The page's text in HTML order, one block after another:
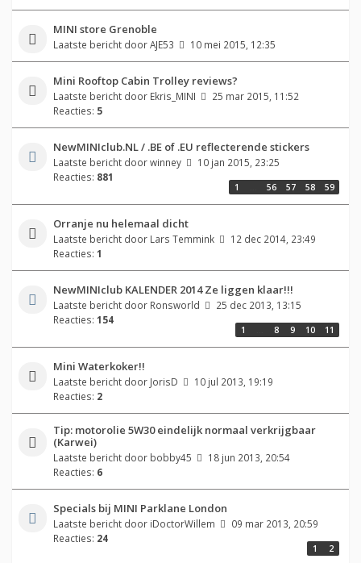
MINI store Grenoble
Laatste bericht doorAJE53 10 mei 2015, 12:35
Mini Rooftop Cabin Trolley reviews?
Laatste bericht door Ekris_MINI
25 mar 2015, 11:52
Reacties: 5
NewMINIclub.NL / .BE of .EU reflecterende stickers
Laatste bericht doorwinney
10 jan 2015, 23:25
Reacties: 881
1 56 57 58 59
Orranje nu helemaal dicht
Laatste bericht door Lars Temmink
12 dec 2014, 23:49
Reacties: 1
NewMINIclub KALENDER 2014 Ze liggen klaar!!!
Laatste bericht door Ronsworld
25 dec 2013, 13:15
Reacties: 154
1 8 9 10 11
Mini Waterkoker!!
Laatste bericht door JorisD
10 jul 2013, 19:19
Reacties: 2
Tip: motorolie 5W30 eindelijk normaal verkrijgbaar
(Karwei)
Laatste bericht door bobby45
18 jun 2013, 20:54
Reacties: 6
Specials bij MINI Parklane London
Laatste bericht door iDoctorWillem
09 mar 2013, 20:59
Reacties: 24
1 2